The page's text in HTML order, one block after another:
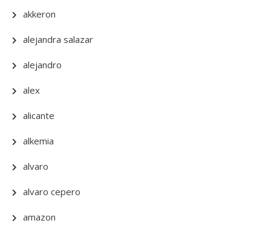
akkeron
alejandra salazar
alejandro
alex
alicante
alkemia
alvaro
alvaro cepero
amazon